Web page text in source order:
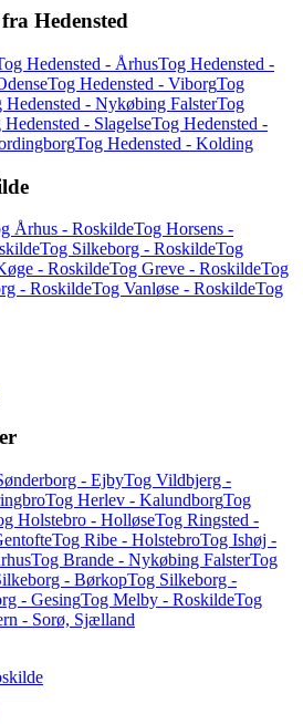
Hedensted
Hedensted - ÅrhusTog Hedensted -
Tog Hedensted - ViborgTog
Hedensted - Nykøbing FalsterTog
Hedensted - SlagelseTog Hedensted -
Tog Hedensted - Kolding
Århus - RoskildeTog Horsens -
Tog Silkeborg - RoskildeTog
- RoskildeTog Greve - RoskildeTog
- RoskildeTog Vanløse - RoskildeTog
- EjbyTog Vildbjerg -
Tog Herlev - KalundborgTog
Holstebro - HolløseTog Ringsted -
Tog Ribe - HolstebroTog Ishøj -
Tog Brande - Nykøbing FalsterTog
- BørkopTog Silkeborg -
- GesingTog Melby - RoskildeTog
- Sorø, Sjælland